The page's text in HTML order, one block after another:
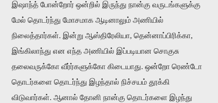
இஷாந்த் போன்றோர் ஒன்றில் இருந்து நான்கு வருடங்களுக்கு
மேல் தொடர்ந்து மோசமாக ஆடினாலும் அணியில்
நிலைத்தார்கள். இன்று ஆஸ்திரேலியா, தென்னாப்பிரிக்கா,
இங்கிலாந்து என எந்த அணியில் இப்படியான சொகுசு
தலைவருக்கோ வீர்ர்களுக்கோ கிடையாது. ஒன்றோ ரெண்டோ
தொடர்களை தொடர்ந்து இழந்தால் நிச்சயம் தூக்கி
விடுவார்கள். ஆனால் தோனி நான்கு தொடர்களை இழந்து